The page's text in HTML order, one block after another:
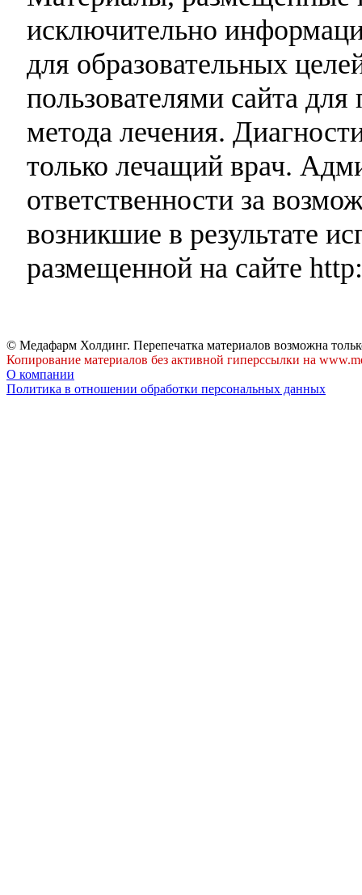
исключительно
для образовательных
пользователями сайта
метода лечения.
только лечащий врач.
ответственности за
возникшие в результате
размещенной на сайте
© Медафарм Холдинг. Перепечатка материалов возможна
Копирование материалов без активной гиперссылки на
О компании
Политика в отношении обработки персональных данных